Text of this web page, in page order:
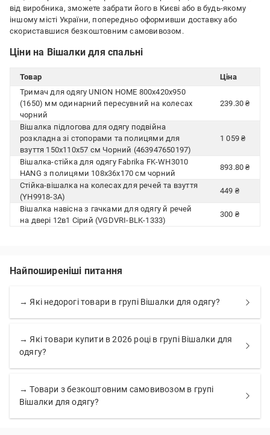
від виробника, зможете забрати його в Києві або в будь-якому
іншому місті України, попередньо оформивши доставку або
скориставшися безкоштовним самовивозом.
Ціни на Вішалки для спальні
Товар
Ціна
Тримач для одягу UNION HOME 800x420x950
(1650) мм одинарний пересувний на колесах
чорний
239.30 ₴
Вішалка підлогова для одягу подвійна
розкладна зі стопорами та полицями для
взуття 150х110х57 см Чорний (463947650197)
1 059 ₴
Вішалка-стійка для одягу Fabrika FK-WH3010
HANG з полицями 108x36x170 см чорний
893.80 ₴
Стійка-вішалка на колесах для речей та взуття
(YH9918-3A)
449 ₴
Вішалка навісна з гачками для одягу й речей
на двері 12в1 Сірий (VGDVRI-BLK-1333)
300 ₴
Найпоширеніші питання
→ Які недорогі товари в групі Вішалки для одягу?
→ Які товари купити в 2026 році в групі Вішалки для
одягу?
→ Товари з безкоштовним самовивозом в групі
Вішалки для одягу?